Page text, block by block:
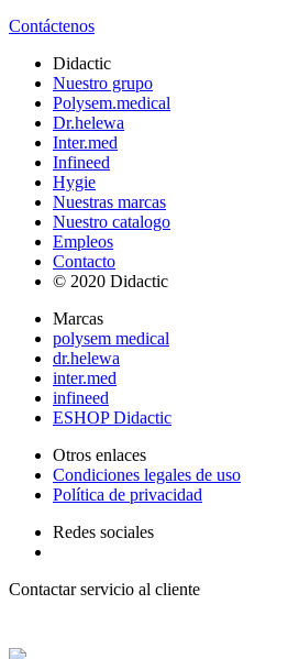
Contáctenos
Didactic
Nuestro grupo
Polysem.medical
Dr.helewa
Inter.med
Infineed
Hygie
Nuestras marcas
Nuestro catalogo
Empleos
Contacto
© 2020 Didactic
Marcas
polysem medical
dr.helewa
inter.med
infineed
ESHOP Didactic
Otros enlaces
Condiciones legales de uso
Política de privacidad
Redes sociales
Contactar servicio al cliente